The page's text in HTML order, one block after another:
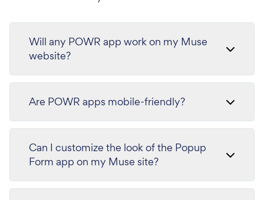
Will any POWR app work on my Muse
website?
Are POWR apps mobile-friendly?
Can I customize the look of the Popup
Form app on my Muse site?